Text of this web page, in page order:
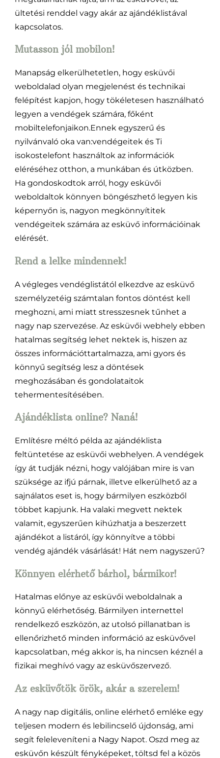
ültetési renddel vagy akár az ajándéklistával
kapcsolatos.
Mutasson jól mobilon!
Manapság elkerülhetetlen, hogy esküvői
weboldalad olyan megjelenést és technikai
felépítést kapjon, hogy tökéletesen használható
legyen a vendégek számára, főként
mobiltelefonjaikon.Ennek egyszerű és
nyilvánvaló oka van:vendégeitek és Ti
isokostelefont használtok az információk
eléréséhez otthon, a munkában és útközben.
Ha gondoskodtok arról, hogy esküvői
weboldaltok könnyen böngészhető legyen kis
képernyőn is, nagyon megkönnyítitek
vendégeitek számára az esküvő információinak
elérését.
Rend a lelke mindennek!
A végleges vendéglistától elkezdve az esküvő
személyzetéig számtalan fontos döntést kell
meghozni, ami miatt stresszesnek tűnhet a
nagy nap szervezése. Az esküvői webhely ebben
hatalmas segítség lehet nektek is, hiszen az
összes információttartalmazza, ami gyors és
könnyű segítség lesz a döntések
meghozásában és gondolataitok
tehermentesítésében.
Ajándéklista online? Naná!
Említésre méltó példa az ajándéklista
feltüntetése az esküvői webhelyen. A vendégek
így át tudják nézni, hogy valójában mire is van
szüksége az ifjú párnak, illetve elkerülhető az a
sajnálatos eset is, hogy bármilyen eszközből
többet kapjunk. Ha valaki megvett nektek
valamit, egyszerűen kihúzhatja a beszerzett
ajándékot a listáról, így könnyítve a többi
vendég ajándék vásárlását! Hát nem nagyszerű?
Könnyen elérhető bárhol, bármikor!
Hatalmas előnye az esküvői weboldalnak a
könnyű elérhetőség. Bármilyen internettel
rendelkező eszközön, az utolsó pillanatban is
ellenőrizhető minden információ az esküvővel
kapcsolatban, még akkor is, ha nincsen kéznél a
fizikai meghívó vagy az esküvőszervező.
Az esküvőtök örök, akár a szerelem!
A nagy nap digitális, online elérhető emléke egy
teljesen modern és lebilincselő újdonság, ami
segít feleleveníteni a Nagy Napot. Oszd meg az
esküvőn készült fényképeket, töltsd fel a közös